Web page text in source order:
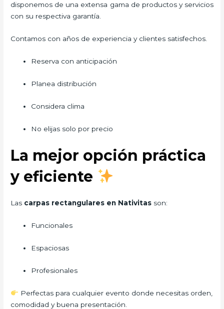
disponemos de una extensa gama de productos y servicios
con su respectiva garantía.
Contamos con años de experiencia y clientes satisfechos.
Reserva con anticipación
Planea distribución
Considera clima
No elijas solo por precio
La mejor opción práctica
y eficiente
Las carpas rectangulares en Nativitas son:
Funcionales
Espaciosas
Profesionales
Perfectas para cualquier evento donde necesitas orden,
comodidad y buena presentación.